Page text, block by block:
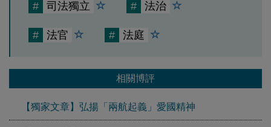
# 司法獨立 # 法治
# 法官 # 法庭
相關博評
【獨家文章】弘揚「兩航起義」愛國精神